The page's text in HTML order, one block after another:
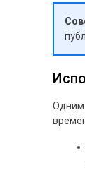
Одним